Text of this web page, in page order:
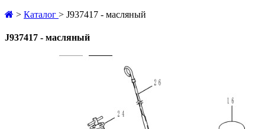
> Каталог > J937417 - масляный
J937417 - масляный